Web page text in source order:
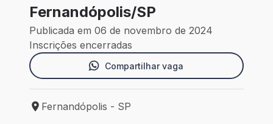
Fernandópolis/SP
Publicada em 06 de novembro de 2024
Inscrições encerradas
Compartilhar vaga
Local de trabalho: Fernandópolis - SP
Fernandópolis - SP